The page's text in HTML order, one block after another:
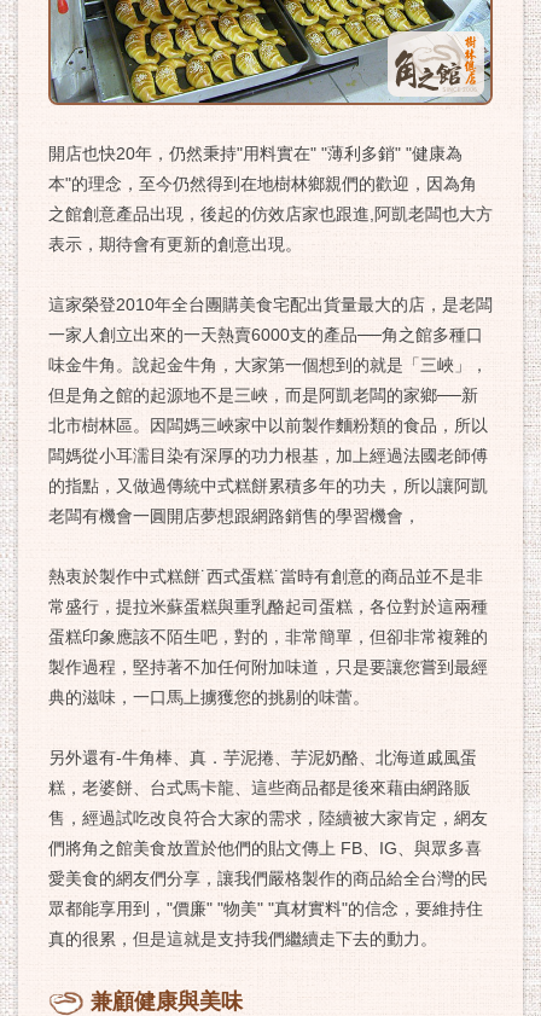
開店也快20年，仍然秉持"用料實在" "薄利多銷" "健康為
本"的理念，至今仍然得到在地樹林鄉親們的歡迎，因為角
之館創意產品出現，後起的仿效店家也跟進,阿凱老闆也大方
表示，期待會有更新的創意出現。
這家榮登2010年全台團購美食宅配出貨量最大的店，是老闆
一家人創立出來的一天熱賣6000支的產品──角之館多種口
味金牛角。說起金牛角，大家第一個想到的就是「三峽」，
但是角之館的起源地不是三峽，而是阿凱老闆的家鄉──新
北市樹林區。因闆媽三峽家中以前製作麵粉類的食品，所以
闆媽從小耳濡目染有深厚的功力根基，加上經過法國老師傅
的指點，又做過傳統中式糕餅累積多年的功夫，所以讓阿凱
老闆有機會一圓開店夢想跟網路銷售的學習機會，
熱衷於製作中式糕餅˙西式蛋糕˙當時有創意的商品並不是非
常盛行，提拉米蘇蛋糕與重乳酪起司蛋糕，各位對於這兩種
蛋糕印象應該不陌生吧，對的，非常簡單，但卻非常複雜的
製作過程，堅持著不加任何附加味道，只是要讓您嘗到最經
典的滋味，一口馬上擄獲您的挑剔的味蕾。
另外還有-牛角棒、真．芋泥捲、芋泥奶酪、北海道戚風蛋
糕，老婆餅、台式馬卡龍、這些商品都是後來藉由網路販
售，經過試吃改良符合大家的需求，陸續被大家肯定，網友
們將角之館美食放置於他們的貼文傳上 FB、IG、與眾多喜
愛美食的網友們分享，讓我們嚴格製作的商品給全台灣的民
眾都能享用到，"價廉" "物美" "真材實料"的信念，要維持住
真的很累，但是這就是支持我們繼續走下去的動力。
兼顧健康與美味